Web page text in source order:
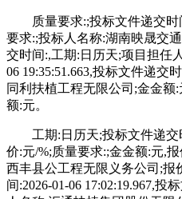
质量要求:;投标文件递交时
要求:;投标人名称:湖南映晟交
交时间:,工期:日历天;项目担任
06 19:35:51.663,投标文件递交
同利扶植工程无限公司;金金额
额:元。
工期:日历天;投标文件递交
价:元/%;质量要求:;金金额:元,
西丰县公工程无限义务公司;报
间:2026-01-06 17:02:19.967,投